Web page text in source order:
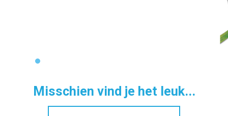
Misschien vind je het leuk...